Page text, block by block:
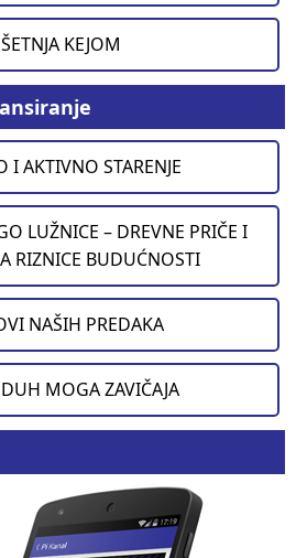
ŠETNJA KEJOM
I AKTIVNO STARENJE
LUŽNICE – DREVNE PRIČE I
RIZNICE BUDUĆNOSTI
NAŠIH PREDAKA
MOGA ZAVIČAJA